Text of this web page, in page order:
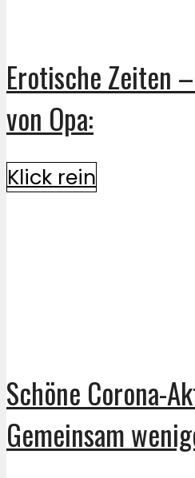
Erotische Zeiten
von Opa:
Klick rein
Schöne Corona-
Gemeinsam